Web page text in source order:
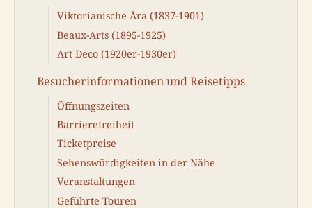
Viktorianische Ära (1837-1901)
Beaux-Arts (1895-1925)
Art Deco (1920er-1930er)
Besucherinformationen und Reisetipps
Öffnungszeiten
Barrierefreiheit
Ticketpreise
Sehenswürdigkeiten in der Nähe
Veranstaltungen
Geführte Touren